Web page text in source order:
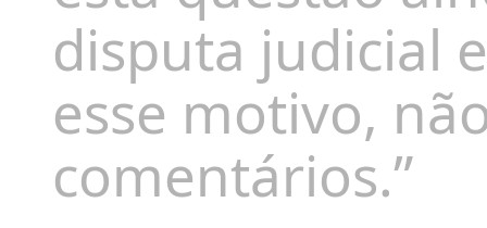
disputa judicial
esse motivo,
comentários.”